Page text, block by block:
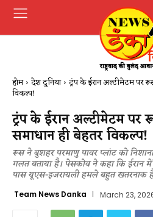
होम देश दुनिया ट्रंप के ईरान अल्टीमेटम पर
विकल्प!
ट्रंप के ईरान अल्टीमेटम पर
समाधान ही बेहतर विकल्प!
रूस ने बुशहर परमाणु पावर प्लांट को
गलत बताया है। पेसकोव ने कहा कि ईरान
पास यूएस-इजरायली हमले बहुत खतरनाक
Team News Danka March 23,